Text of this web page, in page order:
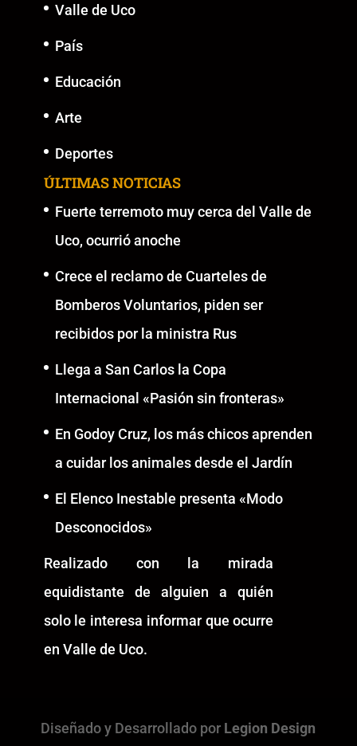
Valle de Uco
País
Educación
Arte
Deportes
ÚLTIMAS NOTICIAS
Fuerte terremoto muy cerca del Valle de
Uco, ocurrió anoche
Crece el reclamo de Cuarteles de
Bomberos Voluntarios, piden ser
recibidos por la ministra Rus
Llega a San Carlos la Copa
Internacional «Pasión sin fronteras»
En Godoy Cruz, los más chicos aprenden
a cuidar los animales desde el Jardín
El Elenco Inestable presenta «Modo
Desconocidos»
Realizado con la mirada
equidistante de alguien a quién
solo le interesa informar que ocurre
en Valle de Uco.
Diseñado y Desarrollado por Legion Design